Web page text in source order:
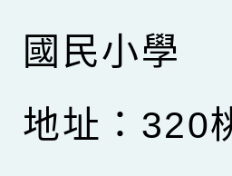
國民小學
地址：320